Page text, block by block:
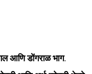
आणि डोंगराळ भाग.